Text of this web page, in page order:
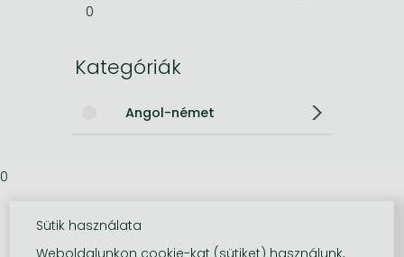
0
Kategóriák
Angol-német
0
Sütik használata
Weboldalunkon cookie-kat (sütiket) használunk,